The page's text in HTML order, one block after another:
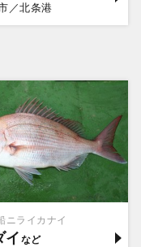
／北条港
ニライカナイ
イ